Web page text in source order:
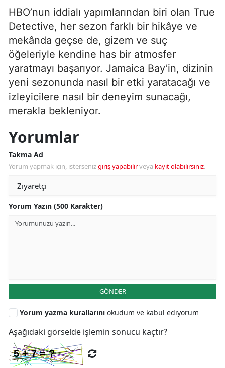
HBO’nun iddialı yapımlarından biri olan True
Detective, her sezon farklı bir hikâye ve
mekânda geçse de, gizem ve suç
öğeleriyle kendine has bir atmosfer
yaratmayı başarıyor. Jamaica Bay’in, dizinin
yeni sezonunda nasıl bir etki yaratacağı ve
izleyicilere nasıl bir deneyim sunacağı,
merakla bekleniyor.
Yorumlar
Takma Ad
Yorum yapmak için, istersenizgiriş yapabilirveya kayıt olabilirsiniz.
Yorum Yazın (500 Karakter)
GÖNDER
Yorum yazma kurallarını okudum ve kabul ediyorum
Aşağıdaki görselde işlemin sonucu kaçtır?